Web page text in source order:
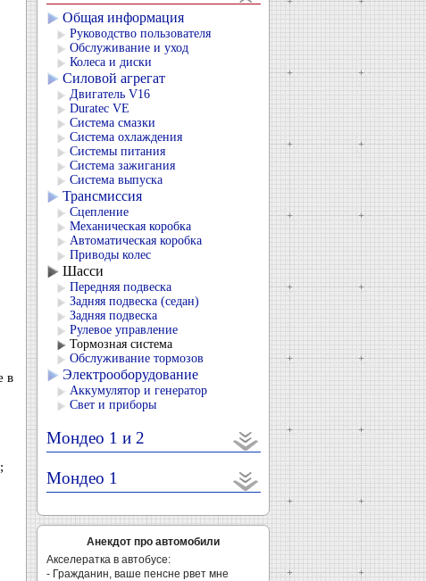
в
Общая информация
Руководство пользователя
Обслуживание и уход
Колеса и диски
Силовой агрегат
Двигатель V16
Duratec VЕ
Система смазки
Система охлаждения
Системы питания
Система зажигания
Система выпуска
Трансмиссия
Сцепление
Механическая коробка
Автоматическая коробка
Приводы колес
Шасси
Передняя подвеска
Задняя подвеска (седан)
Задняя подвеска
Рулевое управление
Тормозная система
Обслуживание тормозов
Электрооборудование
Аккумулятор и генератор
Свет и приборы
Мондео 1 и 2
Мондео 1
Анекдот про автомобили
Акселератка в автобусе:
- Гражданин, ваше пенсне рвет мне